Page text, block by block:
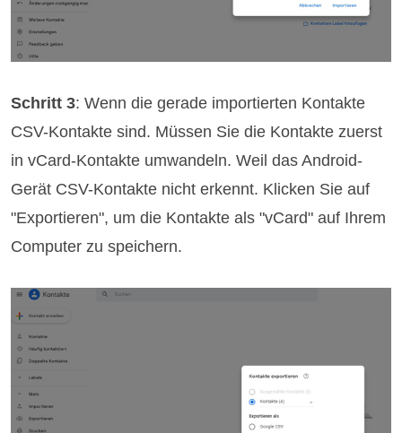
Schritt 3: Wenn die gerade importierten Kontakte
CSV-Kontakte sind. Müssen Sie die Kontakte zuerst
in vCard-Kontakte umwandeln. Weil das Android-
Gerät CSV-Kontakte nicht erkennt. Klicken Sie auf
"Exportieren", um die Kontakte als "vCard" auf Ihrem
Computer zu speichern.